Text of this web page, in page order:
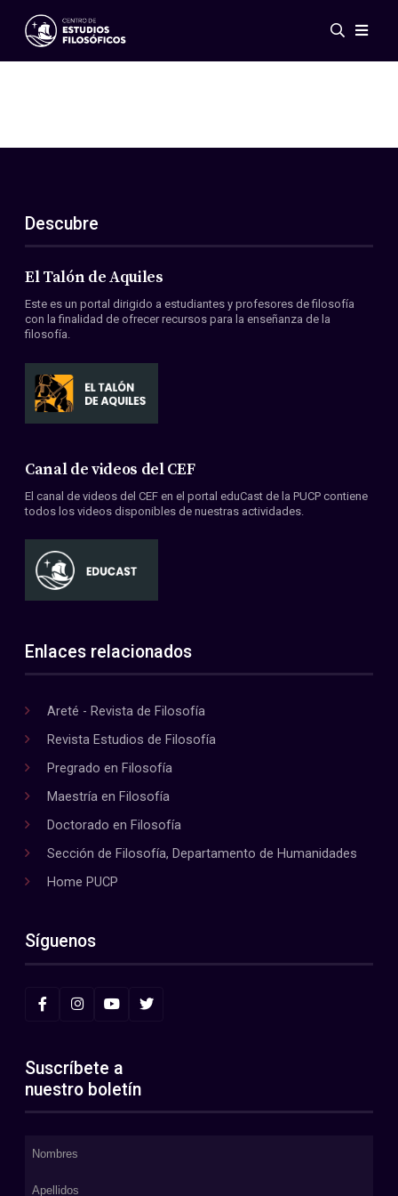
Eventos
ES
EN
Acerca de nosotros
Miembros
Convenios
Descubre
El Talón de Aquiles
Este es un portal dirigido a estudiantes y profesores de filosofía
con la finalidad de ofrecer recursos para la enseñanza de la
filosofía.
Canal de videos del CEF
El canal de videos del CEF en el portal eduCast de la PUCP contiene
todos los videos disponibles de nuestras actividades.
Enlaces relacionados
Areté - Revista de Filosofía
Revista Estudios de Filosofía
Pregrado en Filosofía
Maestría en Filosofía
Doctorado en Filosofía
Sección de Filosofía, Departamento de Humanidades
Home PUCP
Síguenos
Suscríbete a
nuestro boletín